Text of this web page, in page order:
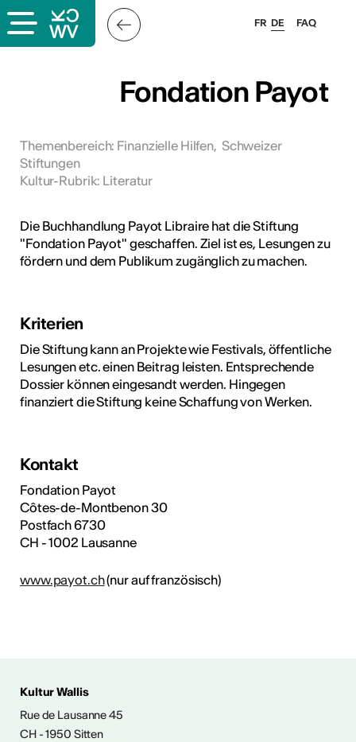
FAQ
FR DE
Fondation Payot
Themenbereich: Finanzielle Hilfen, Schweizer
Stiftungen
Kultur-Rubrik: Literatur
Die Buchhandlung Payot Libraire hat die Stiftung
"Fondation Payot" geschaffen. Ziel ist es, Lesungen zu
fördern und dem Publikum zugänglich zu machen.
Kriterien
Die Stiftung kann an Projekte wie Festivals, öffentliche
Lesungen etc. einen Beitrag leisten. Entsprechende
Dossier können eingesandt werden. Hingegen
finanziert die Stiftung keine Schaffung von Werken.
Kontakt
Fondation Payot
Côtes-de-Montbenon 30
Postfach 6730
CH - 1002 Lausanne
www.payot.ch(nur auf französisch)
Kultur Wallis
Rue de Lausanne 45
CH - 1950 Sitten